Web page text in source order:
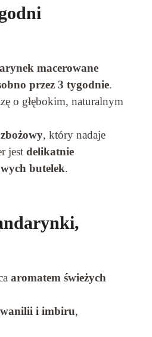
macerowane
przez 3 tygodnie.
o głębokim, naturalnym
, który nadaje
jest delikatnie
butelek.
aromatem świeżych
i imbiru,